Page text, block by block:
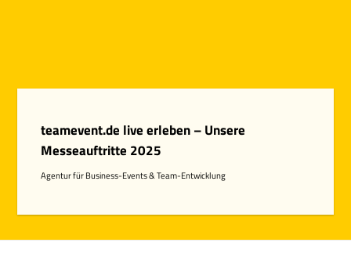
teamevent.de live erleben – Unsere
Messeauftritte 2025
Agentur für Business-Events & Team-Entwicklung